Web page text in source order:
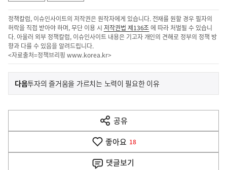
정책칼럼, 이슈인사이트의 저작권은 원작자에게 있습니다. 전재를 원할 경우 필자의
허락을 직접 받아야 하며, 무단 이용 시 저작권법 제136조에 따라 처벌될 수 있습니
다. 아울러 외부 정책칼럼, 이슈인사이트 내용은 기고자 개인의 견해로 정부의 정책 방
향과 다를 수 있음을 알려드립니다.
<자료출처=정책브리핑 www.korea.kr>
이
전
다
음
다음기
투자의 즐거움을 가르치는 노력이 필요한 이유
공유
열
기
좋아요 18
댓글보기